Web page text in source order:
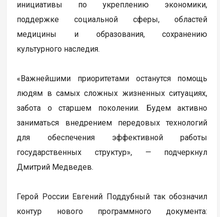
инициативы по укреплению экономики,
поддержке социальной сферы, областей
медицины и образования, сохранению
культурного наследия.
«Важнейшими приоритетами останутся помощь
людям в самых сложных жизненных ситуациях,
забота о старшем поколении. Будем активно
заниматься внедрением передовых технологий
для обеспечения эффективной работы
государственных структур», — подчеркнул
Дмитрий Медведев.
Герой России Евгений Поддубный так обозначил
контур нового программного документа: